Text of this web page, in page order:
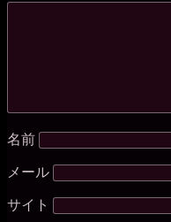
名前
メール
サイト